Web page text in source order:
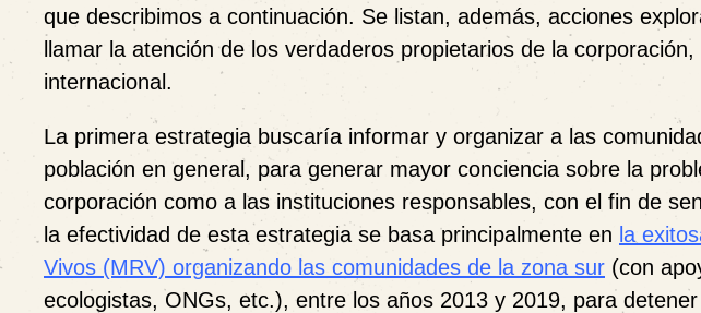
que describimos a continuación. Se listan, además, acciones
llamar la atención de los verdaderos propietarios de la
internacional.
La primera estrategia buscaría informar y organizar a las
población en general, para generar mayor conciencia sobre la
corporación como a las instituciones responsables, con el fin de
la efectividad de esta estrategia se basa principalmente en la
Vivos (MRV) organizando las comunidades de la zona sur (con
ecologistas, ONGs, etc.), entre los años 2013 y 2019, para